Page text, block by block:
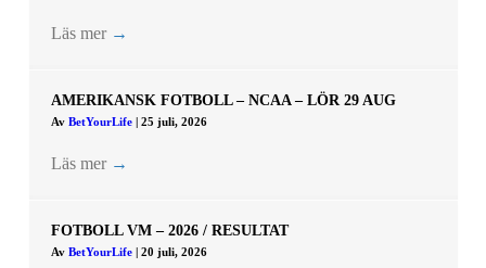
Läs mer →
AMERIKANSK FOTBOLL – NCAA – LÖR 29 AUG
Av BetYourLife 25 juli, 2026
Läs mer →
FOTBOLL VM – 2026 / RESULTAT
Av BetYourLife 20 juli, 2026